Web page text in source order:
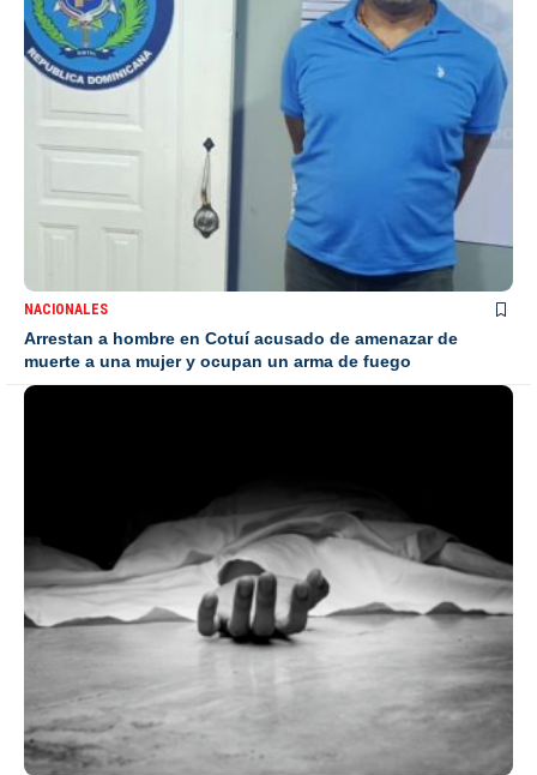
NACIONALES
Arrestan a hombre en Cotuí acusado de amenazar de
muerte a una mujer y ocupan un arma de fuego